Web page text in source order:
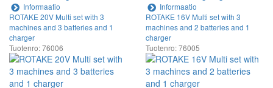
Informaatio
Informaatio
ROTAKE 20V Multi set with 3
machines and 3 batteries and 1
charger
Tuotenro: 76006
ROTAKE 16V Multi set with 3
machines and 2 batteries and 1
charger
Tuotenro: 76005